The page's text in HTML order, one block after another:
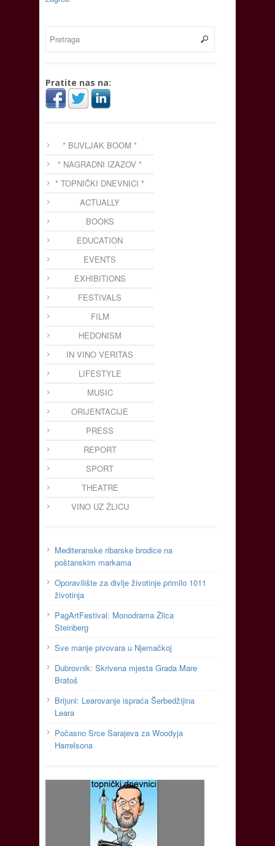
Pratite nas na:
* BUVLJAK BOOM *
* NAGRADNI IZAZOV *
* TOPNIČKI DNEVNICI *
ACTUALLY
BOOKS
EDUCATION
EVENTS
EXHIBITIONS
FESTIVALS
FILM
HEDONISM
IN VINO VERITAS
LIFESTYLE
MUSIC
ORIJENTACIJE
PRESS
REPORT
SPORT
THEATRE
VINO UZ ŽLICU
Mediteranske ribarske brodice na
poštanskim markama
Oporavilište za divlje životinje primilo 1011
životinja
PagArtFestival: Monodrama Žlica
Steinberg
Sve manje pivovara u Njemačkoj
Dubrovnik: Skrivena mjesta Grada Mare
Bratoš
Brijuni: Learovanje ispraća Šerbedžijina
Leara
Počasno Srce Sarajeva za Woodyja
Harrelsona